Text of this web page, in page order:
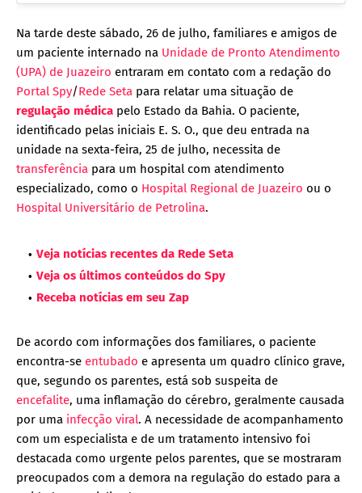
Na tarde deste sábado, 26 de julho, familiares e amigos de
um paciente internado na Unidade de Pronto Atendimento
(UPA) de Juazeiro entraram em contato com a redação do
Portal Spy/Rede Seta para relatar uma situação de
regulação médica pelo Estado da Bahia. O paciente,
identificado pelas iniciais E. S. O., que deu entrada na
unidade na sexta-feira, 25 de julho, necessita de
transferência para um hospital com atendimento
especializado, como o Hospital Regional de Juazeiro ou o
Hospital Universitário de Petrolina.
Veja notícias recentes da Rede Seta
Veja os últimos conteúdos do Spy
Receba notícias em seu Zap
De acordo com informações dos familiares, o paciente
encontra-se entubado e apresenta um quadro clínico grave,
que, segundo os parentes, está sob suspeita de
encefalite, uma inflamação do cérebro, geralmente causada
por uma infecção viral. A necessidade de acompanhamento
com um especialista e de um tratamento intensivo foi
destacada como urgente pelos parentes, que se mostraram
preocupados com a demora na regulação do estado para a